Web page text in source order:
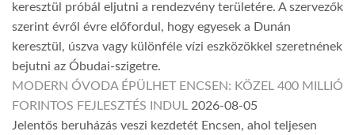
keresztül próbál eljutni a rendezvény területére. A szervezők
szerint évről évre előfordul, hogy egyesek a Dunán
keresztül, úszva vagy különféle vízi eszközökkel szeretnének
bejutni az Óbudai-szigetre.
MODERN ÓVODA ÉPÜLHET ENCSEN: KÖZEL 400 MILLIÓ
FORINTOS FEJLESZTÉS INDUL 2026-08-05
Jelentős beruházás veszi kezdetét Encsen, ahol teljesen